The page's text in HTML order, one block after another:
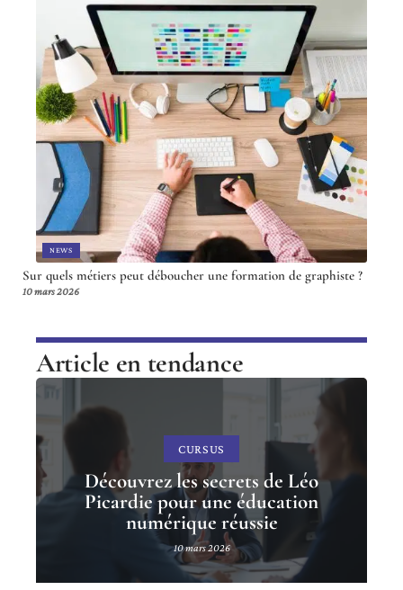
NEWS
Sur quels métiers peut déboucher une formation de graphiste ?
10 mars 2026
Article en tendance
CURSUS
Découvrez les secrets de Léo
Picardie pour une éducation
numérique réussie
10 mars 2026